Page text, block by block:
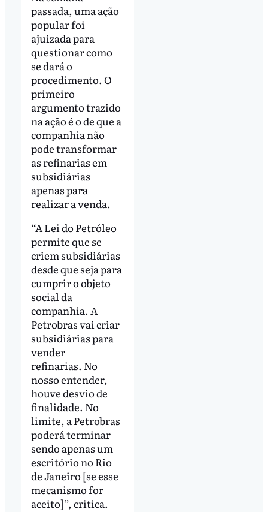
passada, uma ação
popular foi
ajuizada para
questionar como
se dará o
procedimento. O
primeiro
argumento trazido
na ação é o de que a
companhia não
pode transformar
as refinarias em
subsidiárias
apenas para
realizar a venda.
“A Lei do Petróleo
permite que se
criem subsidiárias
desde que seja para
cumprir o objeto
social da
companhia. A
Petrobras vai criar
subsidiárias para
vender
refinarias. No
nosso entender,
houve desvio de
finalidade. No
limite, a Petrobras
poderá terminar
sendo apenas um
escritório no Rio
de Janeiro [se esse
mecanismo for
aceito]”, critica.